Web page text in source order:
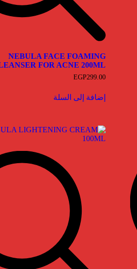
NEBULA FACE FOAMING
FOR ACNE 200ML
EGP299.00
إضافة إلى السلة